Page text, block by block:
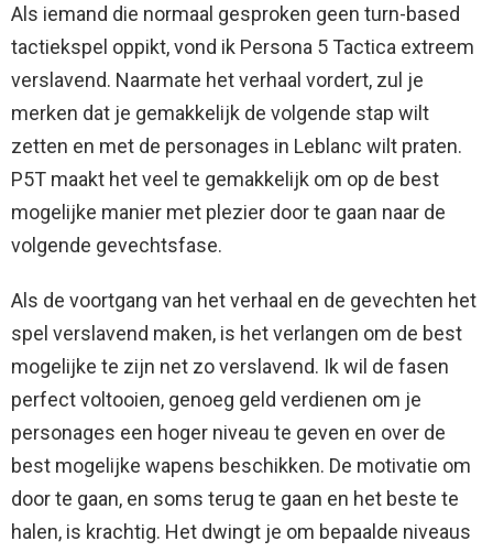
Als iemand die normaal gesproken geen turn-based
tactiekspel oppikt, vond ik Persona 5 Tactica extreem
verslavend. Naarmate het verhaal vordert, zul je
merken dat je gemakkelijk de volgende stap wilt
zetten en met de personages in Leblanc wilt praten.
P5T maakt het veel te gemakkelijk om op de best
mogelijke manier met plezier door te gaan naar de
volgende gevechtsfase.
Als de voortgang van het verhaal en de gevechten het
spel verslavend maken, is het verlangen om de best
mogelijke te zijn net zo verslavend. Ik wil de fasen
perfect voltooien, genoeg geld verdienen om je
personages een hoger niveau te geven en over de
best mogelijke wapens beschikken. De motivatie om
door te gaan, en soms terug te gaan en het beste te
halen, is krachtig. Het dwingt je om bepaalde niveaus